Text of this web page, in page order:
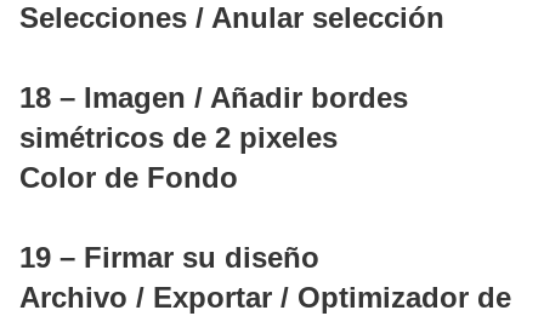
Selecciones / Anular selección
18 – Imagen / Añadir bordes
simétricos de 2 pixeles
Color de Fondo
19 – Firmar su diseño
Archivo / Exportar / Optimizador de